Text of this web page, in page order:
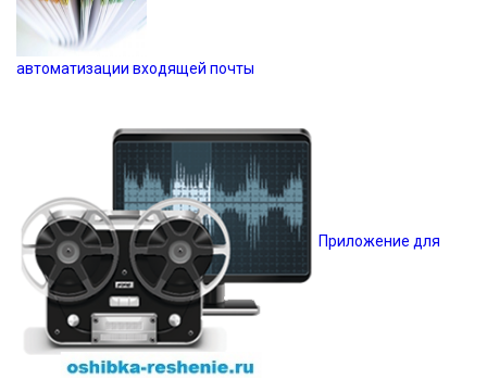
автоматизации входящей почты
Приложение для